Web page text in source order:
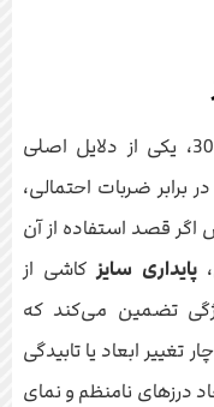
کاشی دلوان کرم 60×30، یکی از دلایل اصلی
برابر ضربات احتمالی،
قصد استفاده از آن
پایداری سایزکاشی از
تضمین می‌کند که
ابعاد یا تابیدگی
درزهای نامنظم و نمای